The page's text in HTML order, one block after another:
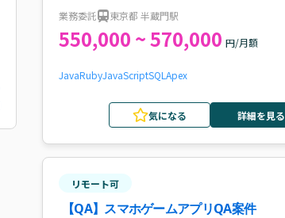
業務委託 東京都 半蔵門駅
550,000 ~ 570,000 円/月額
JavaRubyJavaScriptSQL Apex
気になる 詳細を見る
リモート可
【QA】スマホゲームアプリQA案件